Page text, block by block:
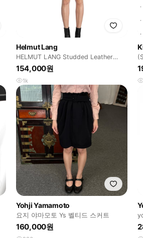
Helmut Lang
HELMUT LANG Studded Leather
Wrap Skirt
154,000원
1k
Yohji Yamamoto
요지 야마모토 Ys 벨티드 스커트
160,000원